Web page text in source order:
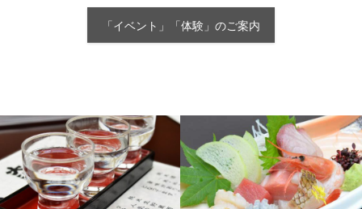
「イベント」「体験」のご案内